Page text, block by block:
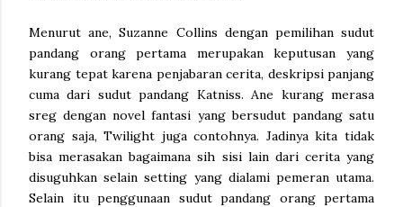
Menurut ane, Suzanne Collins dengan pemilihan sudut
pandang orang pertama merupakan keputusan yang
kurang tepat karena penjabaran cerita, deskripsi panjang
cuma dari sudut pandang Katniss. Ane kurang merasa
sreg dengan novel fantasi yang bersudut pandang satu
orang saja, Twilight juga contohnya. Jadinya kita tidak
bisa merasakan bagaimana sih sisi lain dari cerita yang
disuguhkan selain setting yang dialami pemeran utama.
Selain itu penggunaan sudut pandang orang pertama